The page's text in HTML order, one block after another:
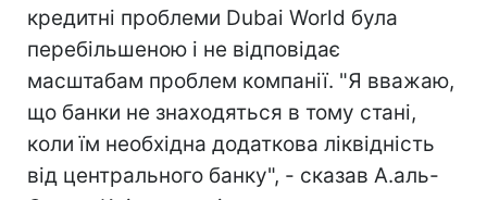
кредитні проблеми Dubai World була
перебільшеною і не відповідає
масштабам проблем компанії. "Я вважаю,
що банки не знаходяться в тому стані,
коли їм необхідна додаткова ліквідність
від центрального банку", - сказав А.аль-